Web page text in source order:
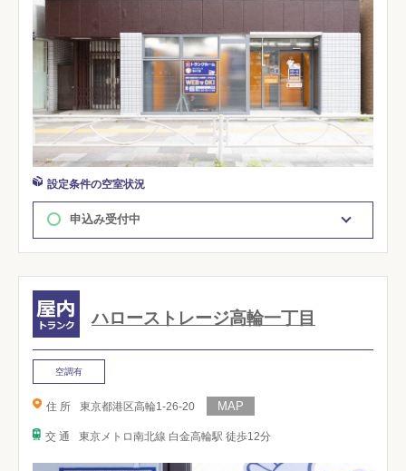
設定条件の空室状況
申込み受付中
ハローストレージ高輪一丁目
空調有
住 所 東京都港区高輪1-26-20
交 通 東京メトロ南北線 白金高輪駅 徒歩12分